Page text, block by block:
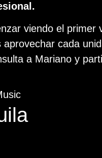
viendo el primer
aprovechar cada
a Mariano y